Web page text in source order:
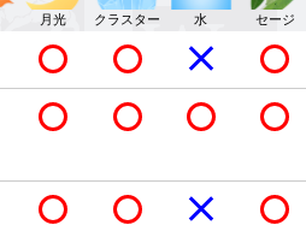
月光 クラスター 水 セージ